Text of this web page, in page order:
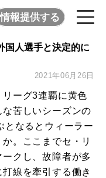
情報提供する
国人選手と決定的に
2021年06月26日
ーグ3連覇に黄色
苦しいシーズンの
となるとウィーラー
。ここまでセ・リ
クし、故障者が多
線を牽引する働き